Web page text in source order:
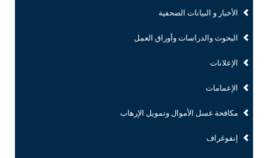
الأخبار و البيانات الصحفية
البحوث والدراسات وأوراق العمل
الإعلانات
الإعمامات
مكافحة غسل الأموال وتمويل الإرهاب
إنفوغراف